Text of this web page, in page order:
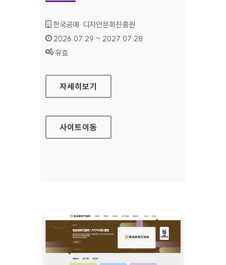
기관명 :
한국공예·디자인문화진흥원
인증기간 :
2026.07.29 ~ 2027.07.28
상태 :
유효
공예포털
자세히보기
사이트이동